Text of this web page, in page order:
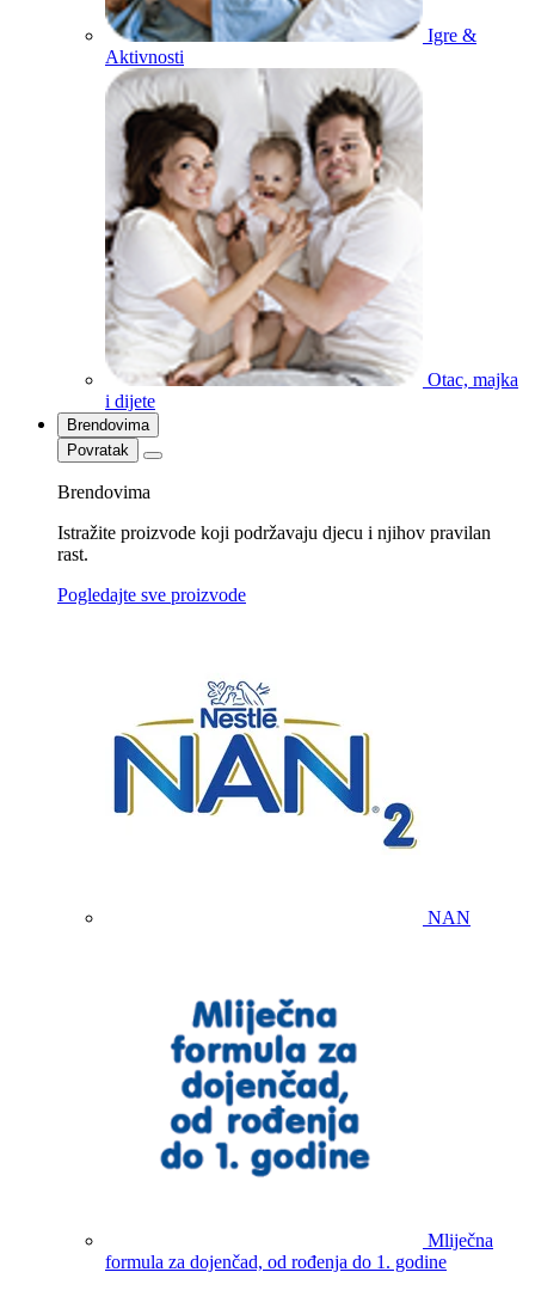
Igre &
Aktivnosti
Otac, majka
i dijete
Brendovima
Povratak
Brendovima
Istražite proizvode koji podržavaju djecu i njihov pravilan
rast.
Pogledajte sve proizvode
NAN
Mliječna
formula za dojenčad, od rođenja do 1. godine